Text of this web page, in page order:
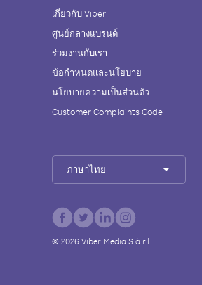
เกี่ยวกับ Viber
ศูนย์กลางแบรนด์
ร่วมงานกับเรา
ข้อกำหนดและนโยบาย
นโยบายความเป็นส่วนตัว
Customer Complaints Code
ภาษาไทย
© 2026Viber Media S.à r.l.